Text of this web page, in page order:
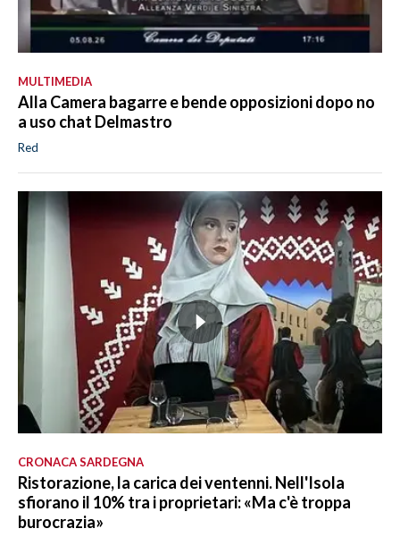
MULTIMEDIA
Alla Camera bagarre e bende opposizioni dopo no
a uso chat Delmastro
Red
CRONACA SARDEGNA
Ristorazione, la carica dei ventenni. Nell'Isola
sfiorano il 10% tra i proprietari: «Ma c'è troppa
burocrazia»